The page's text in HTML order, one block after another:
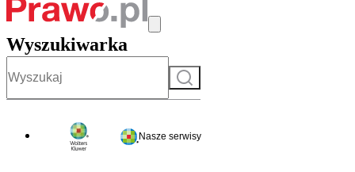
Wyszukiwarka
Szukaj
Nasze serwisy